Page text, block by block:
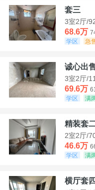
套三
3室2厅/
68.6万
学区
急
诚心出
3室2厅/
69.6万
学区
满
精装套
2室2厅/
46.6万
学区
满
横厅套四